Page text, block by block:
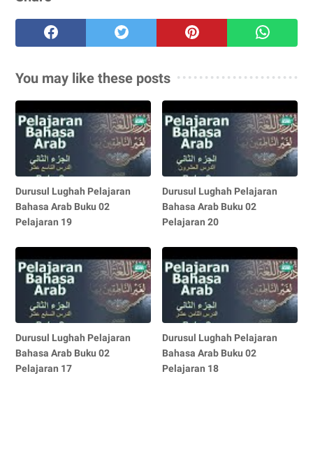
You may like these posts
Durusul Lughah Pelajaran
Bahasa Arab Buku 02
Pelajaran 19
Durusul Lughah Pelajaran
Bahasa Arab Buku 02
Pelajaran 20
Durusul Lughah Pelajaran
Bahasa Arab Buku 02
Pelajaran 17
Durusul Lughah Pelajaran
Bahasa Arab Buku 02
Pelajaran 18